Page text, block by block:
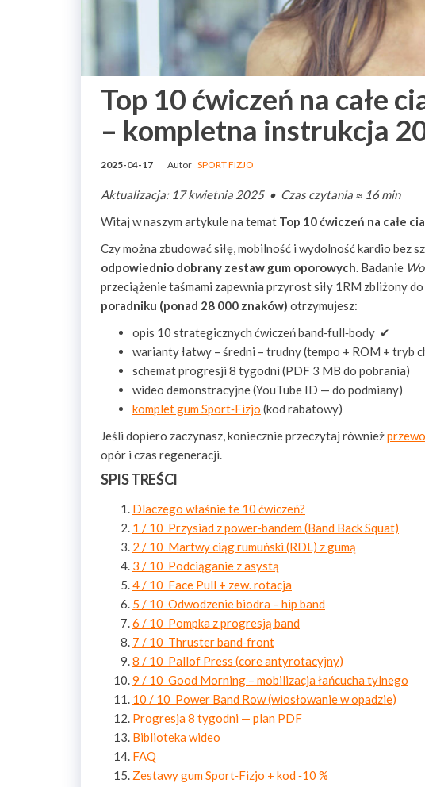
Top 10 ćwiczeń na całe
– kompletna instrukcja
2025-04-17 Autor SPORT FIZJO
Aktualizacja: 17 kwietnia 2025 • Czas czytania ≈ 16 min
Witaj w naszym artykule na temat Top 10 ćwiczeń na całe
Czy można zbudować siłę, mobilność i wydolność kardio bez
odpowiednio dobrany zestaw gum oporowych. Badanie
przeciążenie taśmami zapewnia przyrost siły 1RM zbliżony
poradniku (ponad 28 000 znaków) otrzymujesz:
opis 10 strategicznych ćwiczeń band‑full‑body ✔
warianty łatwy – średni – trudny (tempo + ROM + tryb
schemat progresji 8 tygodni (PDF 3 MB do pobrania)
wideo demonstracyjne (YouTube ID — do podmiany)
komplet gum Sport‑Fizjo (kod rabatowy)
Jeśli dopiero zaczynasz, koniecznie przeczytaj również
opór i czas regeneracji.
SPIS TREŚCI
Dlaczego właśnie te 10 ćwiczeń?
1 / 10 Przysiad z power‑bandem (Band Back Squat)
2 / 10 Martwy ciąg rumuński (RDL) z gumą
3 / 10 Podciąganie z asystą
4 / 10 Face Pull + zew. rotacja
5 / 10 Odwodzenie biodra – hip band
6 / 10 Pompka z progresją band
7 / 10 Thruster band‑front
8 / 10 Pallof Press (core antyrotacyjny)
9 / 10 Good Morning – mobilizacja łańcucha tylnego
10 / 10 Power Band Row (wiosłowanie w opadzie)
Progresja 8 tygodni — plan PDF
Biblioteka wideo
FAQ
Zestawy gum Sport‑Fizjo + kod ‑10 %